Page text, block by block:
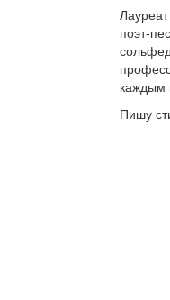
поэт-
каждым
Пишу